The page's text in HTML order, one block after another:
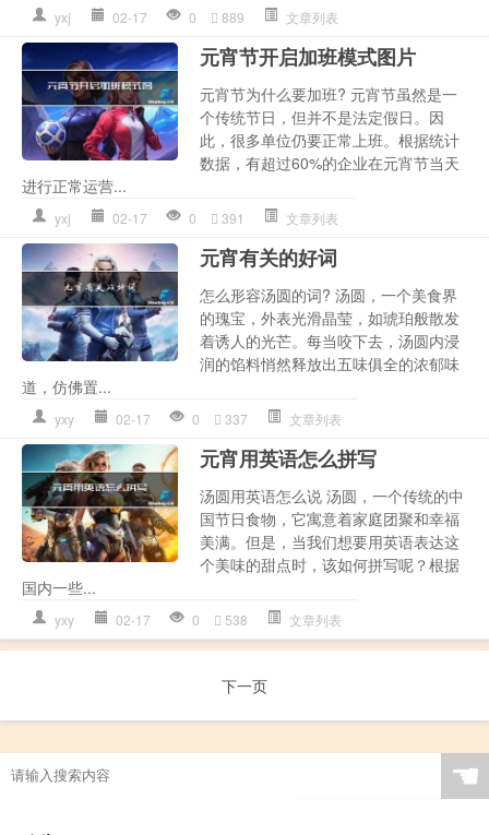
yxj 02-17 0 889 文章列表
元宵节开启加班模式图片
元宵节为什么要加班? 元宵节虽然是一
个传统节日，但并不是法定假日。因
此，很多单位仍要正常上班。根据统计
数据，有超过60%的企业在元宵节当天
进行正常运营...
yxj 02-17 0 391 文章列表
元宵有关的好词
怎么形容汤圆的词? 汤圆，一个美食界
的瑰宝，外表光滑晶莹，如琥珀般散发
着诱人的光芒。每当咬下去，汤圆内浸
润的馅料悄然释放出五味俱全的浓郁味
道，仿佛置...
yxy 02-17 0 337 文章列表
元宵用英语怎么拼写
汤圆用英语怎么说 汤圆，一个传统的中
国节日食物，它寓意着家庭团聚和幸福
美满。但是，当我们想要用英语表达这
个美味的甜点时，该如何拼写呢？根据
国内一些...
yxy 02-17 0 538 文章列表
下一页
☚